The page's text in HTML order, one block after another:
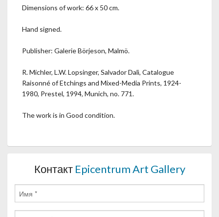
Dimensions of work: 66 x 50 cm.
Hand signed.
Publisher: Galerie Börjeson, Malmö.
R. Michler, L.W. Lopsinger, Salvador Dalì, Catalogue
Raisonné of Etchings and Mixed-Media Prints, 1924-
1980, Prestel, 1994, Munich, no. 771.
The work is in Good condition.
Контакт Epicentrum Art Gallery